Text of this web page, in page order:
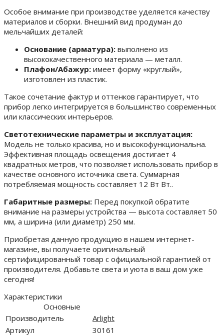
Особое внимание при производстве уделяется качеству
материалов и сборки. Внешний вид продуман до
мельчайших деталей:
Основание (арматура): выполнено из
высококачественного материала — металл.
Плафон/Абажур: имеет форму «круглый»,
изготовлен из пластик.
Такое сочетание фактур и оттенков гарантирует, что
прибор легко интегрируется в большинство современных
или классических интерьеров.
Светотехнические параметры и эксплуатация:
Модель не только красива, но и высокофункциональна.
Эффективная площадь освещения достигает 4
квадратных метров, что позволяет использовать прибор в
качестве основного источника света. Суммарная
потребляемая мощность составляет 12 Вт Вт..
Габаритные размеры: Перед покупкой обратите
внимание на размеры устройства — высота составляет 50
мм, а ширина (или диаметр) 250 мм.
Приобретая данную продукцию в нашем интернет-
магазине, вы получаете оригинальный
сертифицированный товар с официальной гарантией от
производителя. Добавьте света и уюта в ваш дом уже
сегодня!
Характеристики
Основные
Производитель
Arlight
Артикул
30161